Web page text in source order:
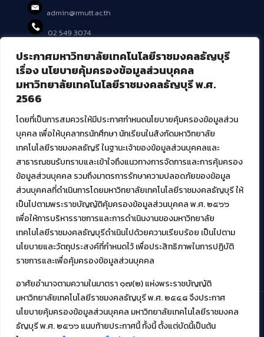
ประกาศมหาวิทยาลัยเทคโนโลยีราชมงคลธัญบุรี
เรื่อง นโยบายคุ้มครองข้อมูลส่วนบุคคล
มหาวิทยาลัยเทคโนโลยีราชมงคลธัญบุรี พ.ศ.
2566
โดยที่เป็นการสมควรให้มีประกาศกำหนดนโยบายคุ้มครองข้อมูลส่วน
บุคคล เพื่อให้บุคลากรนักศึกษา นักเรียนในสังกัดมหาวิทยาลัย
เทคโนโลยีราชมงคลธัญรี ในฐานะเจ้าของข้อมูลส่วนบุคคลและ
สาธารณชนรับทราบและเข้าใจถึงแนวทางการจัดการและการคุ้มครอง
ข้อมูลส่วนบุคคล รวมถึงมาตรการรักษาความปลอดภัยของข้อมูล
ส่วนบุคคลที่ดำเนินการโดยมหาวิทยาลัยเทคโนโลยีราชมงคลธัญบุรี ให้
เป็นไปตามพระราชบัญญัติคุ้มครองข้อมูลส่วนบุคคล พ.ศ. ๒๕๖๖
เพื่อให้การบริหารราชการและการดำเนินงานของมหาวิทยาลัย
เทคโนโลยีราชมงคลธัญบุรีดำเนินไปด้วยความเรียบร้อย เป็นไปตาม
นโยบายและวัตถุประสงค์ที่กำหนดไว้ เพื่อประสิทธิภาพในการปฏิบัติ
ราชการและเพื่อคุ้มครองข้อมูลส่วนบุคคล
อาศัยอำนาจตามความในมาตรา ๑๗(๒) แห่งพระราชบัญญัติ
มหาวิทยาลัยเทคโนโลยีราชมงคลธัญบุรี พ.ศ. ๒๕๔๘ จึงประกาศ
นโยบายคุ้มครองข้อมูลส่วนบุคคล มหาวิทยาลัยเทคโนโลยีราชมงคล
ธัญบุรี พ.ศ. ๒๕๖๖ แนบท้ายประกาศนี้ ทั้งนี้ ตั้งแต่บัดนี้เป็นต้น
admin@rmutt.ac.th
02 549 3074
บริการอื่นๆ ของ สวส.
ศูนย์สื่อดิจิทัล
ศูนย์นวัตกรรมและความรู้
สมัยใหม่ (MoSeC)
งานบริการวิชาการให้กับหน่วยงานภายนอก
โครงการส่งเสริมและพัฒนาผู้ประกอบการ SME โดย. มทร.ธัญบุรี
กิจกรรมการเชื่อมโยงเครือข่ายผู้ให้บริการเครื่องจักรกลทางการ
เกษตร ภายใต้โครงการส่งเสริมการรแปรรูปสินค้าเกษตรระดับชุมชน
กรมส่งเสริมอุตสาหกรรม
โครงการยกระดับเศรษฐกิจและสังคมรายตำบลแบบบูรณาการ (1
ตำบล 1 มหาวิทยาลัย)
© 2021 สำนักวิทยบริการและเทคโนโลยีสารสนเทศ มหาวิทยาลัย